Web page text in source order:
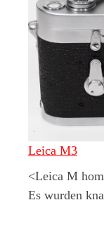
Leica M3
<Leica M
Es wurden